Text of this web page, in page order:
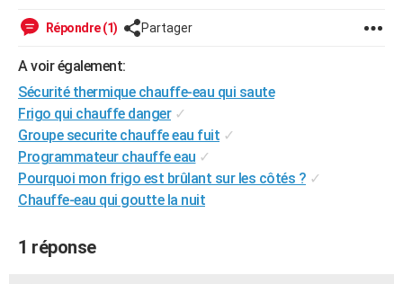
CARTE DE VOEUX
Carte de Noël
Carte Bonne année
Carte Saint-Valentin
Carte Pâques
Carte d'anniversaire
DICTIONNAIRE
Dictionnaire
Biographies
Citations
Expressions
Proverbes
PROGRAMME TV
S'inscrire
Se connecter
Lycées
Collèges
Primaires
Universités
Entreprises
Service militaire
Avis de recherche
Répondre (1) Partager
A voir également:
Sécurité thermique chauffe-eau qui saute
Frigo qui chauffe danger ✓
Groupe securite chauffe eau fuit ✓
Programmateur chauffe eau ✓
Pourquoi mon frigo est brûlant sur les côtés ? ✓
Chauffe-eau qui goutte la nuit
1 réponse